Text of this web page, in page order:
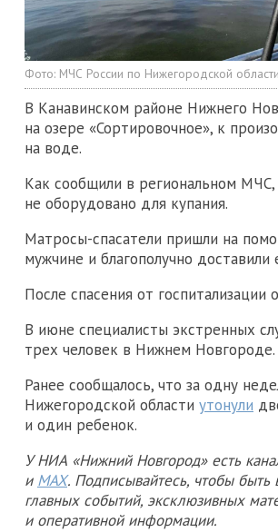
Фото: МЧС России по Нижегородской области
В Канавинском районе Нижнего
на озере «Сортировочное», к
на воде.
Как сообщили в региональном МЧС,
не оборудовано для купания.
Матросы-спасатели пришли на
мужчине и благополучно доставили
После спасения от госпитализации
В июне специалисты экстренных
трех человек в Нижнем Новгороде.
Ранее сообщалось, что за одну
Нижегородской области утонули
и один ребенок.
У НИА «Нижний Новгород» есть
и MAX. Подписывайтесь, чтобы быть
главных событий, эксклюзивных
и оперативной информации.